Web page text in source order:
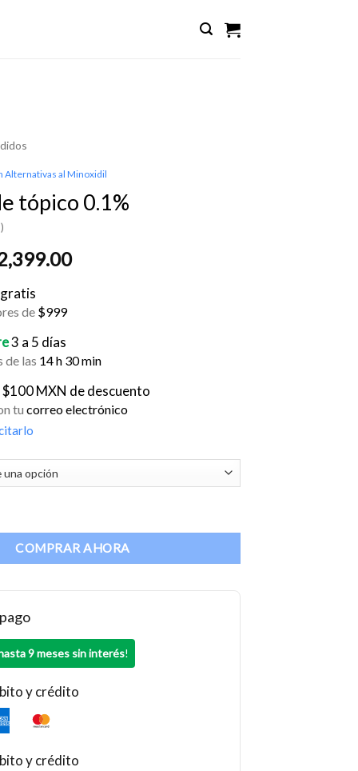
Alternativas al Minoxidil
tópico 0.1%
Rango
hasta
$2,399.00
gratis
de $999
3 a 5 días
de las 14 h 30 min
$100 MXN de descuento
tu correo electrónico
COMPRAR AHORA
9 meses sin interés!
y crédito
y crédito